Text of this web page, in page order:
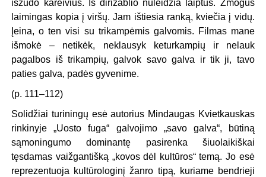
išžudo kareivius. Iš dirižablio nuleidžia laiptus. Žmogus
laimingas kopia į viršų. Jam ištiesia ranką, kviečia į vidų.
Įeina, o ten visi su trikampėmis galvomis. Filmas mane
išmokė – netikėk, neklausyk keturkampių ir nelauk
pagalbos iš trikampių, galvok savo galva ir tik ji, tavo
paties galva, padės gyvenime.
(p. 111–112)
Solidžiai turiningų esė autorius Mindaugas Kvietkauskas
rinkinyje „Uosto fuga“ galvojimo „savo galva“, būtiną
sąmoningumo dominantę pasirenka šiuolaikiškai
tęsdamas vaižgantišką „kovos dėl kultūros“ temą. Jo esė
reprezentuoja kultūrologinį žanro tipą, kuriame bendrieji